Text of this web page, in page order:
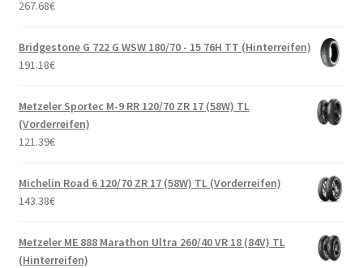
267.68€
Bridgestone G 722 G WSW 180/70 - 15 76H TT (Hinterreifen)
191.18€
Metzeler Sportec M-9 RR 120/70 ZR 17 (58W) TL
(Vorderreifen)
121.39€
Michelin Road 6 120/70 ZR 17 (58W) TL (Vorderreifen)
143.38€
Metzeler ME 888 Marathon Ultra 260/40 VR 18 (84V) TL
(Hinterreifen)